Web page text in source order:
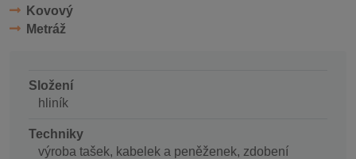
Kovový
Metráž
Složení
hliník
Techniky
výroba tašek, kabelek a peněženek, zdobení